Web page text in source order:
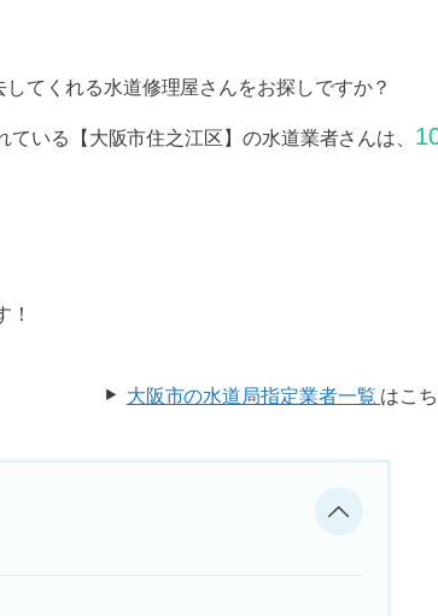
てくれる水道修理屋さんをお探しですか？
いる【大阪市住之江区】の水道業者さんは、
！
大阪市の水道局指定業者一覧 はこ